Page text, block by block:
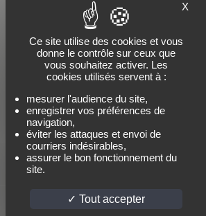
Nous suivre
X
Ce site utilise des cookies et vous
donne le contrôle sur ceux que
vous souhaitez activer. Les
cookies utilisés servent à :
mesurer l'audience du site,
enregistrer vos préférences de
navigation,
éviter les attaques et envoi de
courriers indésirables,
assurer le bon fonctionnement du
site.
Tout accepter